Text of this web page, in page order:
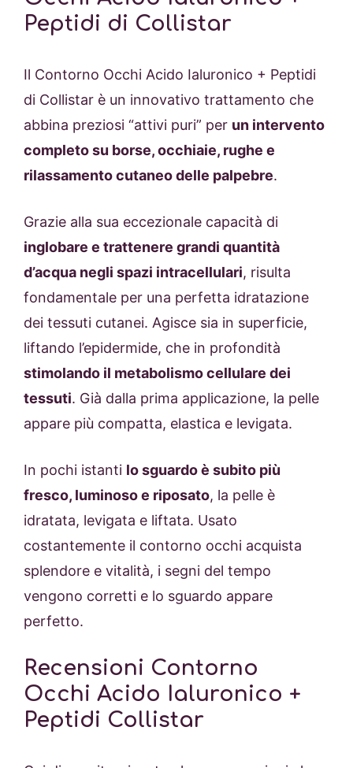
Peptidi di Collistar
Il Contorno Occhi Acido Ialuronico + Peptidi
di Collistar è un innovativo trattamento che
abbina preziosi “attivi puri” per un intervento
completo su borse, occhiaie, rughe e
rilassamento cutaneo delle palpebre.
Grazie alla sua eccezionale capacità di
inglobare e trattenere grandi quantità
d’acqua negli spazi intracellulari, risulta
fondamentale per una perfetta idratazione
dei tessuti cutanei. Agisce sia in superficie,
liftando l’epidermide, che in profondità
stimolando il metabolismo cellulare dei
tessuti. Già dalla prima applicazione, la pelle
appare più compatta, elastica e levigata.
In pochi istanti lo sguardo è subito più
fresco, luminoso e riposato, la pelle è
idratata, levigata e liftata. Usato
costantemente il contorno occhi acquista
splendore e vitalità, i segni del tempo
vengono corretti e lo sguardo appare
perfetto.
Recensioni Contorno
Occhi Acido Ialuronico +
Peptidi Collistar